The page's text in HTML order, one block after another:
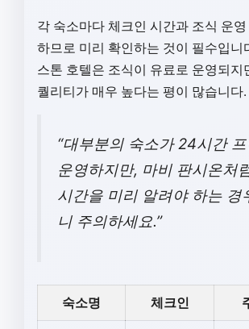
각 숙소마다 체크인 시간과 조식 운
하므로 미리 확인하는 것이 필수입니
스톤 호텔은 조식이 유료로 운영되지
퀄리티가 매우 높다는 평이 많습니다.
“대부분의 숙소가 24시간
운영하지만, 마비 판시온처
시간을 미리 알려야 하는 경
니 주의하세요.”
숙소명 체크인